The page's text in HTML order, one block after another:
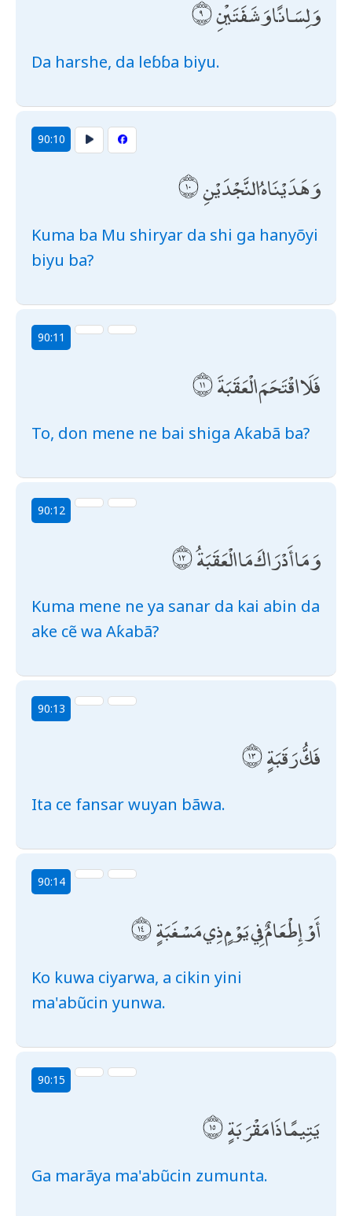
وَلِسَانًا وَشَفَتَيْنِ
Da harshe, da leɓɓa biyu.
90:10
وَهَدَيْنَاهُ النَّجْدَيْنِ
Kuma ba Mu shiryar da shi ga hanyõyi
biyu ba?
90:11
فَلَا اقْتَحَمَ الْعَقَبَةَ
To, don mene ne bai shiga Aƙabã ba?
90:12
وَمَا أَدْرَاكَ مَا الْعَقَبَةُ
Kuma mene ne ya sanar da kai abin da
ake cẽ wa Aƙabã?
90:13
فَكُّ رَقَبَةٍ
Ita ce fansar wuyan bãwa.
90:14
أَوْ إِطْعَامٌ فِي يَوْمٍ ذِي مَسْغَبَةٍ
Ko kuwa ciyarwa, a cikin yini
ma'abũcin yunwa.
90:15
يَتِيمًا ذَا مَقْرَبَةٍ
Ga marãya ma'abũcin zumunta.